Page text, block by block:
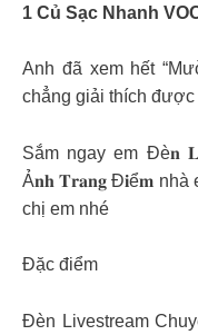
1 Củ Sạc Nhanh
Anh đã xem hết
chẳng giải thích được
Sắm ngay em Đè𝐧
Ả𝐧𝐡 𝐓𝐫𝐚𝐧𝐠 Đ𝐢ể𝐦 nhà
chị em nhé
Đặc điểm
Đèn Livestream